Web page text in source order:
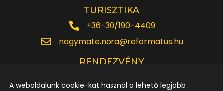
TURISZTIKA
+36-30/190-4409
nagymate.nora@reformatus.hu
RENDEZVÉNY
A weboldalunk cookie-kat használ a lehető legjobb